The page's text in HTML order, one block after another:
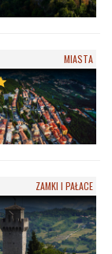
MIASTA
ZAMKI I PAŁACE